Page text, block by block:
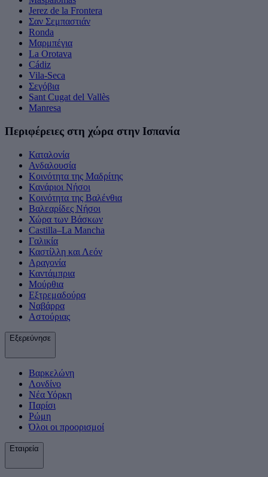
Jerez de la Frontera
Σαν Σεμπαστιάν
Ronda
Μαρμπέγια
La Orotava
Cádiz
Vila-Seca
Σεγόβια
Sant Cugat del Vallès
Manresa
Περιφέρειες στη χώρα στην Ισπανία
Καταλονία
Ανδαλουσία
Κοινότητα της Μαδρίτης
Κανάριοι Νήσοι
Κοινότητα της Βαλένθια
Βαλεαρίδες Νήσοι
Χώρα των Βάσκων
Castilla–La Mancha
Γαλικία
Καστίλλη και Λεόν
Αραγονία
Καντάμπρια
Μούρθια
Εξτρεμαδούρα
Ναβάρρα
Αστούριας
Εξερεύνησε
Βαρκελώνη
Λονδίνο
Νέα Υόρκη
Παρίσι
Ρώμη
Όλοι οι προορισμοί
Εταιρεία